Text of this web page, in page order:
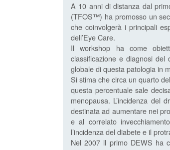
A 10 anni di distanza dal
(TFOS™) ha promosso un
che coinvolgerà i principali
dell’Eye Care.
Il workshop ha come
classificazione e diagnosi del
globale di questa patologia in
Si stima che circa un quarto
questa percentuale sale
menopausa. L’incidenza del
destinata ad aumentare nei
e al correlato
l’incidenza del diabete e il
Nel 2007 il primo DEWS ha